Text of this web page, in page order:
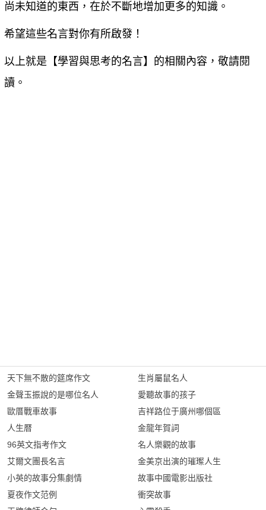
尚未知道的東西，在於不斷地增加更多的知識。
希望這些名言對你有所啟發！
以上就是【學習與思考的名言】的相關內容，敬請閱
讀。
天下無不散的筵席作文
金聲玉振說的是哪位名人
歐厝戰車故事
人生暦
96英文指考作文
艾爾文團長名言
小英的故事分集劇情
夏夜作文范例
生肖屬鼠名人
愛聽故事的孩子
吉祥路位于廣州哪個區
金龍年賀詞
名人樂觀的故事
金美京出演的璀璨人生
故事中國電影出版社
衝突故事